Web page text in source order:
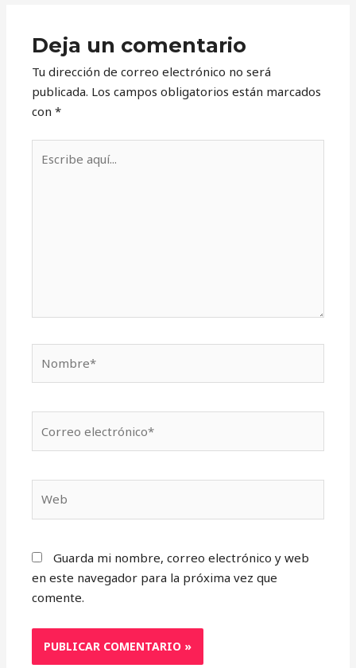
Deja un comentario
Tu dirección de correo electrónico no será
publicada. Los campos obligatorios están marcados
con*
aquí...
electrónico*
Guarda mi nombre, correo electrónico y web
en este navegador para la próxima vez que
comente.